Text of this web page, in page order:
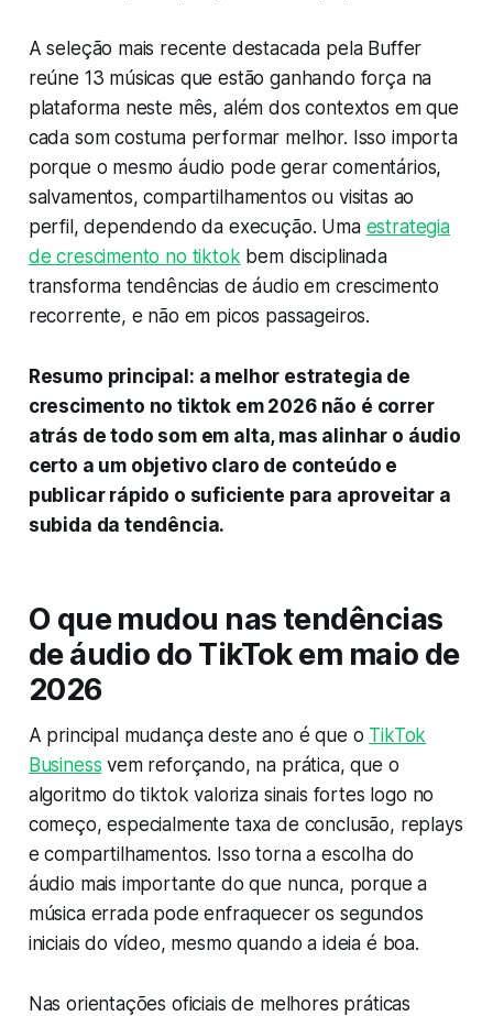
A seleção mais recente destacada pela Buffer
reúne 13 músicas que estão ganhando força na
plataforma neste mês, além dos contextos em que
cada som costuma performar melhor. Isso importa
porque o mesmo áudio pode gerar comentários,
salvamentos, compartilhamentos ou visitas ao
perfil, dependendo da execução. Uma estrategia
de crescimento no tiktok bem disciplinada
transforma tendências de áudio em crescimento
recorrente, e não em picos passageiros.
Resumo principal: a melhor estrategia de
crescimento no tiktok em 2026 não é correr
atrás de todo som em alta, mas alinhar o áudio
certo a um objetivo claro de conteúdo e
publicar rápido o suficiente para aproveitar a
subida da tendência.
O que mudou nas tendências
de áudio do TikTok em maio de
2026
A principal mudança deste ano é que o TikTok
Business vem reforçando, na prática, que o
algoritmo do tiktok valoriza sinais fortes logo no
começo, especialmente taxa de conclusão, replays
e compartilhamentos. Isso torna a escolha do
áudio mais importante do que nunca, porque a
música errada pode enfraquecer os segundos
iniciais do vídeo, mesmo quando a ideia é boa.
Nas orientações oficiais de melhores práticas